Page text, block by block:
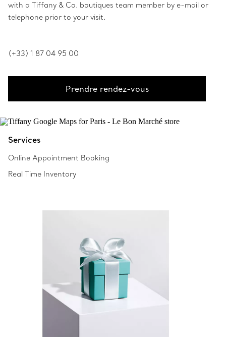
with a Tiffany & Co. boutiques team member by e-mail or
telephone prior to your visit.
(+33) 1 87 04 95 00
Prendre rendez-vous
Services
Online Appointment Booking
Real Time Inventory